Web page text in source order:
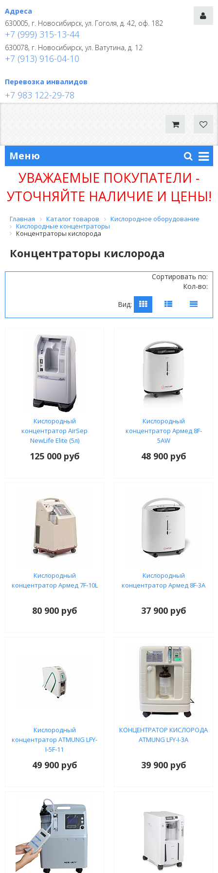
Адреса
630005, г. Новосибирск, ул. Гоголя, д. 42, оф. 182
+7 (999) 315-13-44
630078, г. Новосибирск, ул. Ватутина, д. 12
+7 (913) 916-04-10
Перевозка инвалидов
+7 983 122-29-78
Меню
УВАЖАЕМЫЕ ПОКУПАТЕЛИ -
УТОЧНЯЙТЕ НАЛИЧИЕ И ЦЕНЫ!
Главная Каталог товаров
Кислородное оборудование
Кислородные концентраторы
Концентраторы кислорода
Концентраторы кислорода
Сортировать по:
Кол-во:
Вид:
Кислородный
концентратор AirSep
NewLife Elite (5л)
125 000 руб
Кислородный
концентратор Армед 8F-
5AW
48 900 руб
Кислородный
концентратор Армед 7F-10L
80 900 руб
Кислородный
концентратор Армед 8F-3A
37 900 руб
Кислородный
концентратор ATMUNG LFY-
I-5F-11
49 900 руб
КОНЦЕНТРАТОР КИСЛОРОДА
ATMUNG LFY-I-3A
39 900 руб